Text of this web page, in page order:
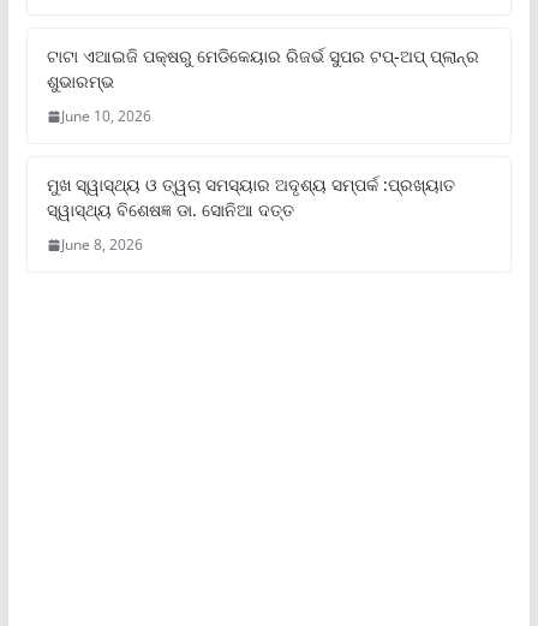
ଟାଟା ଏଆଇଜି ପକ୍ଷରୁ ମେଡିକେୟାର ରିଜର୍ଭ ସୁପର ଟପ୍‌-ଅପ୍ ପ୍ଲାନ୍‌ର
ଶୁଭାରମ୍ଭ
June 10, 2026
ମୁଖ ସ୍ୱାସ୍ଥ୍ୟ ଓ ତ୍ୱଚା ସମସ୍ୟାର ଅଦୃଶ୍ୟ ସମ୍ପର୍କ :ପ୍ରଖ୍ୟାତ
ସ୍ୱାସ୍ଥ୍ୟ ବିଶେଷଜ୍ଞ ଡା. ସୋନିଆ ଦତ୍ତ
June 8, 2026